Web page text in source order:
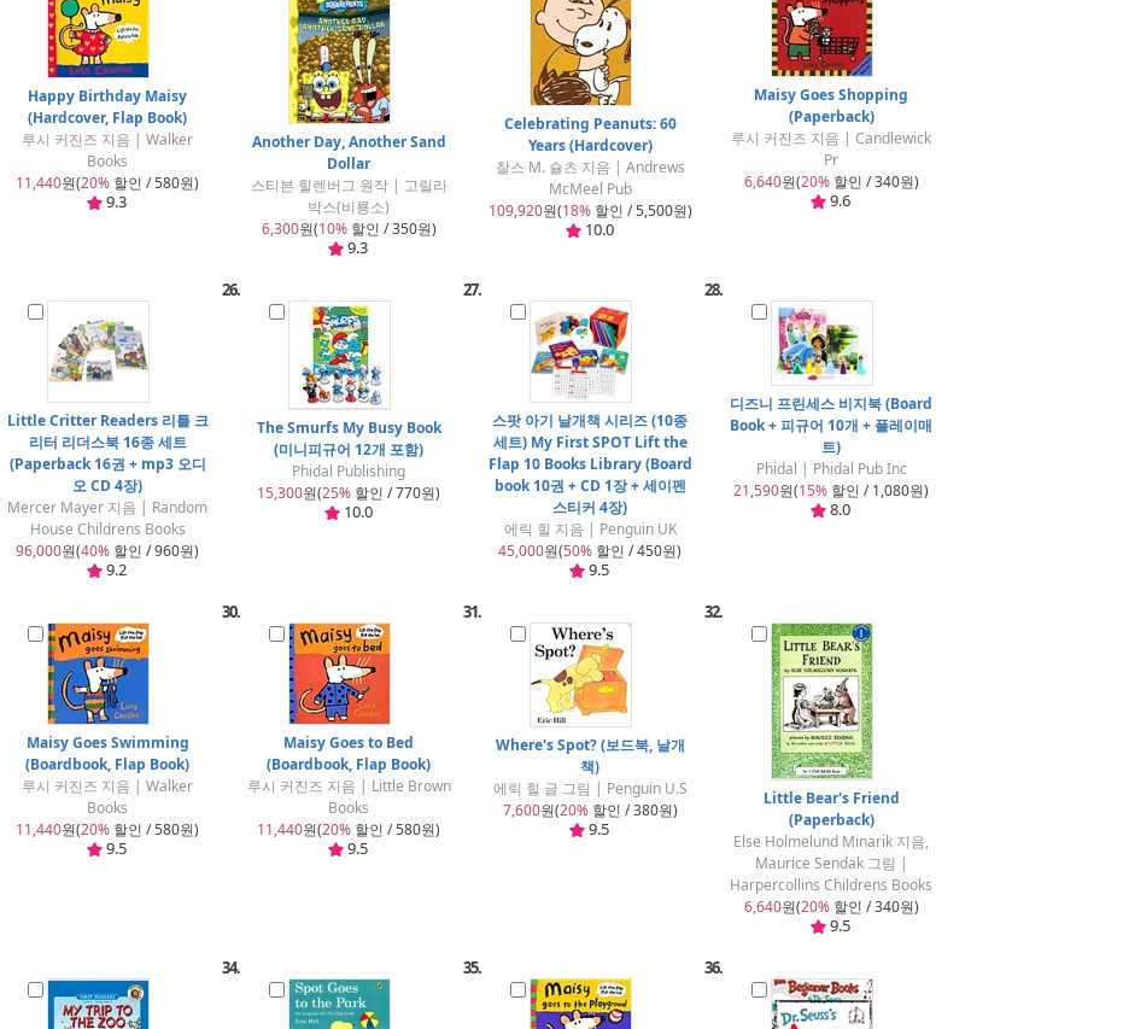
Happy Birthday Maisy
(Hardcover, Flap Book)
루시 커진즈 지음 | Walker
Books
11,440원(20% 할인 / 580원)
9.3
Another Day, Another Sand
Dollar
스티븐 힐렌버그 원작 | 고릴라
박스(비룡소)
6,300원(10%할인 / 350원)
9.3
Celebrating Peanuts: 60
Years (Hardcover)
찰스 M. 슐츠 지음 | Andrews
McMeel Pub
109,920원(18%할인 / 5,500원)
10.0
Maisy Goes Shopping
(Paperback)
루시 커진즈 지음 | Candlewick
Pr
6,640원(20%할인 / 340원)
9.6
Little Critter Readers 리틀 크
리터 리더스북 16종 세트
(Paperback 16권 + mp3 오디
오 CD 4장)
Mercer Mayer 지음 | Random
House Childrens Books
96,000원(40% 할인 / 960원)
9.2
26.
The Smurfs My Busy Book
(미니피규어 12개 포함)
Phidal Publishing
15,300원(25% 할인 / 770원)
10.0
27.
스팟 아기 날개책 시리즈 (10종
세트) My First SPOT Lift the
Flap 10 Books Library (Board
book 10권 + CD 1장 + 세이펜
스티커 4장)
에릭 힐 지음 | Penguin UK
45,000원(50% 할인 / 450원)
9.5
28.
디즈니 프린세스 비지북 (Board
Book + 피규어 10개 + 플레이매
트)
Phidal | Phidal Pub Inc
21,590원(15% 할인 / 1,080원)
8.0
Maisy Goes Swimming
(Boardbook, Flap Book)
루시 커진즈 지음 | Walker
Books
11,440원(20% 할인 / 580원)
9.5
30.
Maisy Goes to Bed
(Boardbook, Flap Book)
루시 커진즈 지음 | Little Brown
Books
11,440원(20% 할인 / 580원)
9.5
31.
Where's Spot? (보드북, 날개
책)
에릭 힐 글 그림 | Penguin U.S
7,600원(20%할인 / 380원)
9.5
32.
Little Bear's Friend
(Paperback)
Else Holmelund Minarik 지음,
Maurice Sendak 그림 |
Harpercollins Childrens Books
6,640원(20%할인 / 340원)
9.5
34. 35. 36.